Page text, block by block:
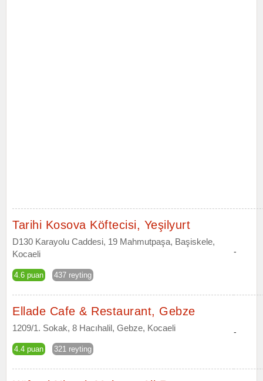
Tarihi Kosova Köftecisi, Yeşilyurt
D130 Karayolu Caddesi, 19 Mahmutpaşa, Başiskele,
Kocaeli
4.6 puan 437 reyting
-
Ellade Cafe & Restaurant, Gebze
1209/1. Sokak, 8 Hacıhalil, Gebze, Kocaeli
4.4 puan 321 reyting
-